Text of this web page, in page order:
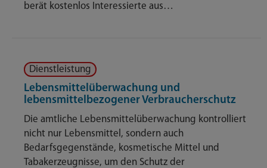
berät kostenlos Interessierte aus…
Dienstleistung
Lebensmittelüberwachung und
lebensmittelbezogener Verbraucherschutz
Die amtliche Lebensmittelüberwachung kontrolliert
nicht nur Lebensmittel, sondern auch
Bedarfsgegenstände, kosmetische Mittel und
Tabakerzeugnisse, um den Schutz der